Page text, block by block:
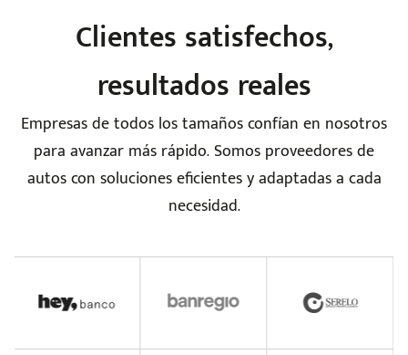
Clientes satisfechos,
resultados reales
Empresas de todos los tamaños confían en nosotros
para avanzar más rápido. Somos proveedores de
autos con soluciones eficientes y adaptadas a cada
necesidad.